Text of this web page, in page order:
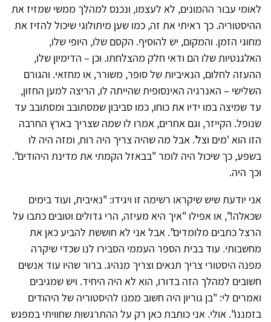
לאומי עבור ההמונים, לא לעצמו, ונכנס למהלך ממשי שמזיז את
ההיסטוריה. כך ראיתי את זה, כמו שען מיתולוגי שיכול להזיז את
מחוגי הזמן. והמקום, יש להוסיף. הקסם שלו, היופי שלו,
האלגנטיות שלו הם ודאי חלק מהצלחתו. וכן – הדימיון שלו,
ההעזה לחלום, הנאיביות של סופר, משורר, או מחזאי. והגורם
השלישי – האנרגיה האינסופית שהייתה לו, הריצה למען החזון,
עד שמיצה במו ידיו את כוחו, כמו סביבון שמסתובב ומסתובב עד
שנופל. הקייזר, וגם אחרים, אמרו לו שמה שצריך בארץ החרבה
הזו הוא 'מים וצל'. אבל מה שהיה צריך היה רוח, ומזה היה לו
בשפע, כך שיכול היה לומר "בבאזל הקמתי את מדינת היהודים".
וכך היה.
אני יודעת שיש שיקראו רשימה זו ויגידו: "נאיבית, ועוד בימים
שכאלה!", או אפילו "איך היא מעיזה, הרי גדולים וטובים כתבו על
הרצל כתבים מלומדים". אבל אני לא חוששת להביע כאן את
מחשבותי. עוד בבית הספר העממי הסבירו לנו שכדי שיקרה
מפנה היסטורי צריך תנאים וצריך מנהיג. ברור שהיו עוד אנשים
חשובים למהלך הזה בדורו, הוא לא היה היחיד. ויש שמגיבים
ואמרים לי: "בן גוריון היה חשוב ממנו להיסטוריה של היהודים
בזמננו". אולי. אני כותבת כאן רק על ההתרגשות שחוויתי במפגש